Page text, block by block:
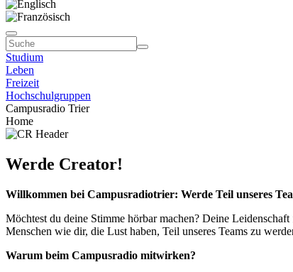
Studium
Leben
Freizeit
Hochschulgruppen
Campusradio Trier
Home
Werde Creator!
Willkommen bei Campusradiotrier: Werde Teil unseres
Möchtest du deine Stimme hörbar machen? Deine
Menschen wie dir, die Lust haben, Teil unseres Teams zu
Warum beim Campusradio mitwirken?